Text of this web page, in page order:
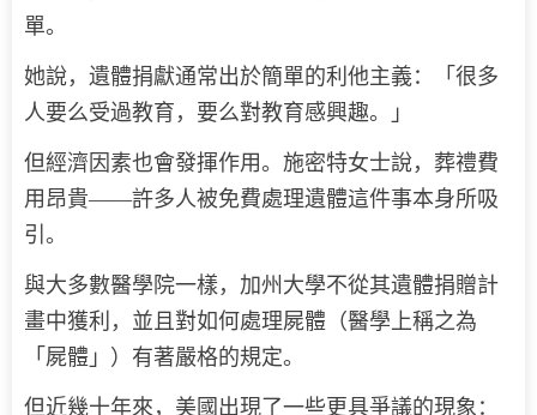
單。
她說，遺體捐獻通常出於簡單的利他主義：「很多
人要么受過教育，要么對教育感興趣。」
但經濟因素也會發揮作用。施密特女士說，葬禮費
用昂貴——許多人被免費處理遺體這件事本身所吸
引。
與大多數醫學院一樣，加州大學不從其遺體捐贈計
畫中獲利，並且對如何處理屍體（醫學上稱之為
「屍體」）有著嚴格的規定。
但近幾十年來，美國出現了一些更具爭議的現象：